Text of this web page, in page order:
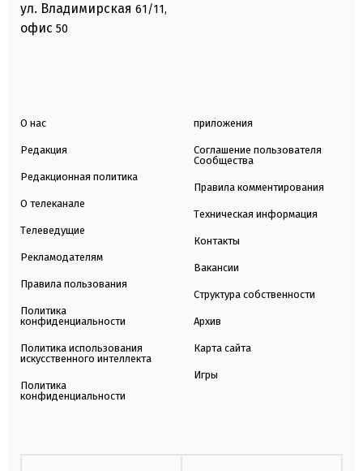
ул. Владимирская 61/11,
офис 50
О нас
Редакция
Редакционная политика
О телеканале
Телеведущие
Рекламодателям
Правила пользования
Политика
конфиденциальности
Политика использования
искусственного интеллекта
Политика
конфиденциальности
приложения
Соглашение пользователя
Сообщества
Правила комментирования
Техническая информация
Контакты
Вакансии
Структура собственности
Архив
Карта сайта
Игры